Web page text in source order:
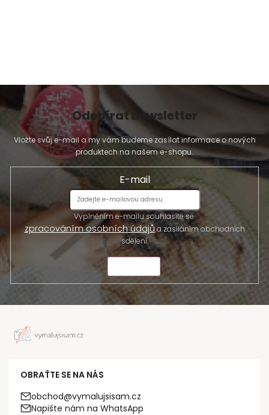
Odebírat newsletter
Vložte svůj e-mail a my vám budeme zasílat informace o nových
produktech na našem e-shopu.
E-mail
Vyplněním e-mailu souhlasíte se
zpracováním osobních údajůa zasíláním obchodních
sdělení.
OBRAŤTE SE NA NÁS
obchod@vymalujsisam.cz
Napište nám na WhatsApp